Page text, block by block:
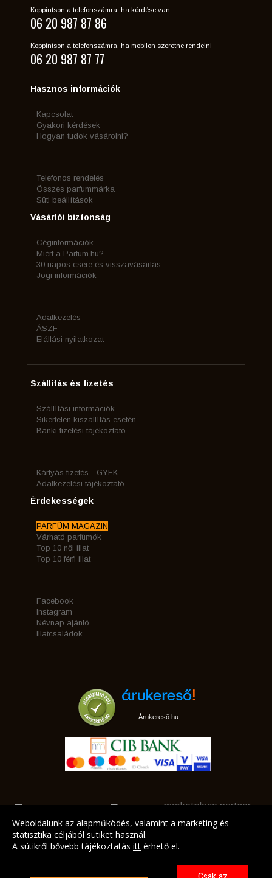
Koppintson a telefonszámra, ha kérdése van
06 20 987 87 86
Koppintson a telefonszámra, ha mobilon szeretne rendelni
06 20 987 87 77
Hasznos információk
Kapcsolat
Gyakori kérdések
Hogyan tudok vásárolni?
Telefonos rendelés
Összes parfummárka
Süti beállítások
Vásárlói biztonság
Céginformációk
Miért a Parfum.hu?
30 napos csere és visszavásárlás
Jogi információk
Adatkezelés
ÁSZF
Elállási nyilatkozat
Szállítás és fizetés
Szállítási információk
Sikertelen kiszállítás esetén
Banki fizetési tájékoztató
Kártyás fizetés - GYFK
Adatkezelési tájékoztató
Érdekességek
PARFÜM MAGAZIN
Várható parfümök
Top 10 női illat
Top 10 férfi illat
Facebook
Instagram
Névnap ajánló
Illatcsaládok
Árukereső.hu
marketplace partner
Weboldalunk az alapműködés, valamint a marketing és
statisztika céljából sütiket használ.
A sütikről bővebb tájékoztatás itt érhető el.